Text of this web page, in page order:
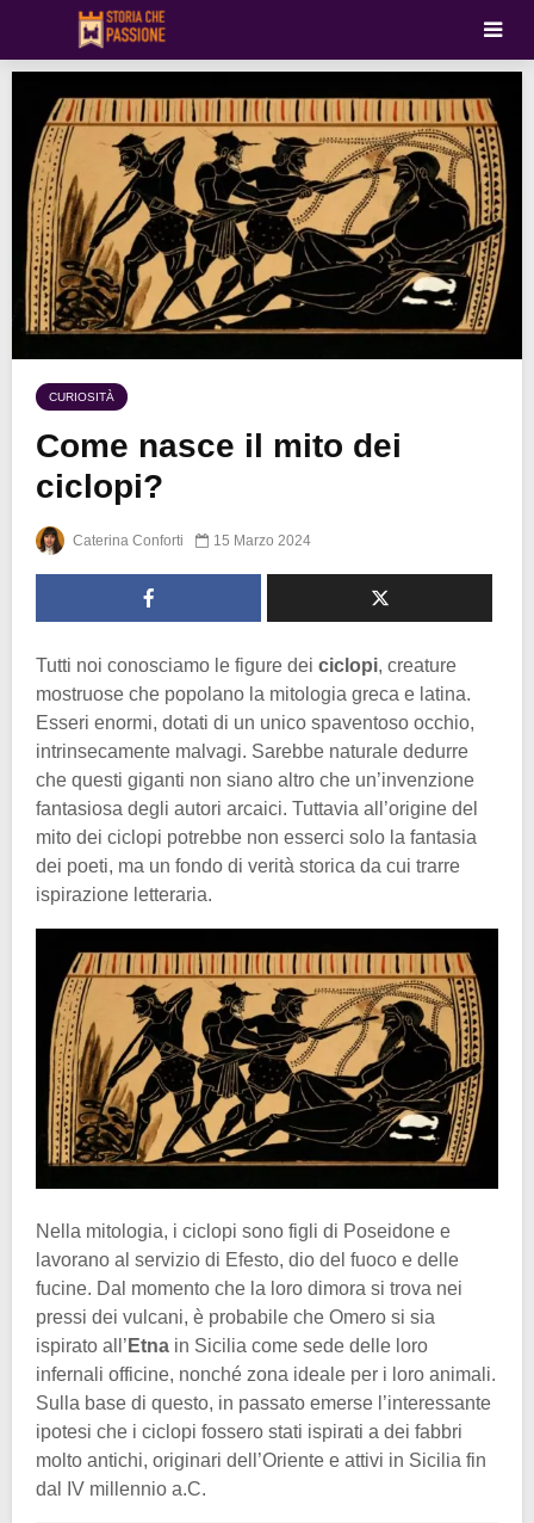
CURIOSITÀ
Come nasce il mito dei
ciclopi?
Caterina Conforti 15 Marzo 2024
Tutti noi conosciamo le figure dei ciclopi, creature
mostruose che popolano la mitologia greca e latina.
Esseri enormi, dotati di un unico spaventoso occhio,
intrinsecamente malvagi. Sarebbe naturale dedurre
che questi giganti non siano altro che un’invenzione
fantasiosa degli autori arcaici. Tuttavia all’origine del
mito dei ciclopi potrebbe non esserci solo la fantasia
dei poeti, ma un fondo di verità storica da cui trarre
ispirazione letteraria.
Nella mitologia, i ciclopi sono figli di Poseidone e
lavorano al servizio di Efesto, dio del fuoco e delle
fucine. Dal momento che la loro dimora si trova nei
pressi dei vulcani, è probabile che Omero si sia
ispirato all’ Etna in Sicilia come sede delle loro
infernali officine, nonché zona ideale per i loro animali.
Sulla base di questo, in passato emerse l’interessante
ipotesi che i ciclopi fossero stati ispirati a dei fabbri
molto antichi, originari dell’Oriente e attivi in Sicilia fin
dal IV millennio a.C.